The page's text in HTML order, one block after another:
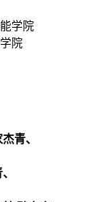
学院
院
杰青、